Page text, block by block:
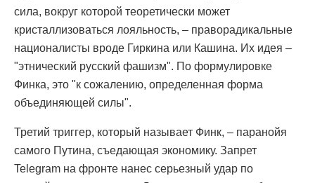
сила, вокруг которой теоретически может
кристаллизоваться лояльность, – праворадикальные
националисты вроде Гиркина или Кашина. Их идея –
"этнический русский фашизм". По формулировке
Финка, это "к сожалению, определенная форма
объединяющей силы".
Третий триггер, который называет Финк, – паранойя
самого Путина, съедающая экономику. Запрет
Telegram на фронте нанес серьезный удар по